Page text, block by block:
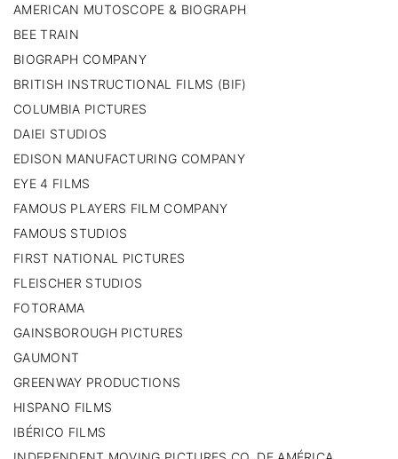
AMERICAN MUTOSCOPE & BIOGRAPH
BEE TRAIN
BIOGRAPH COMPANY
BRITISH INSTRUCTIONAL FILMS (BIF)
COLUMBIA PICTURES
DAIEI STUDIOS
EDISON MANUFACTURING COMPANY
EYE 4 FILMS
FAMOUS PLAYERS FILM COMPANY
FAMOUS STUDIOS
FIRST NATIONAL PICTURES
FLEISCHER STUDIOS
FOTORAMA
GAINSBOROUGH PICTURES
GAUMONT
GREENWAY PRODUCTIONS
HISPANO FILMS
IBÉRICO FILMS